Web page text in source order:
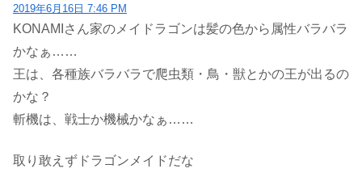
2019年6月16日 7:46 PM
KONAMIさん家のメイドラゴンは髪の色から属性バラバラ
かなぁ……
王は、各種族バラバラで爬虫類・鳥・獣とかの王が出るの
かな？
斬機は、戦士か機械かなぁ……
取り敢えずドラゴンメイドだな